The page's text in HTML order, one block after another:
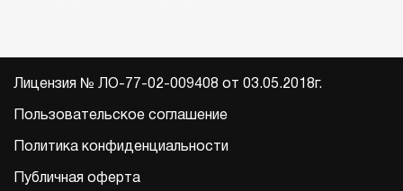
Лицензия № ЛО-77-02-009408 от 03.05.2018г.
Пользовательское соглашение
Политика конфиденциальности
Публичная оферта